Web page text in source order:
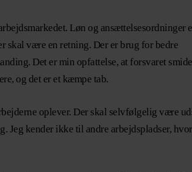
Løn og ansættelsesordninger
skal være en retning. Der er brug for bedre
Det er min opfattelse, at forsvaret
og det er et kæmpe tab.
oplever. Der skal selvfølgelig være
Jeg kender ikke til andre arbejdspladser,